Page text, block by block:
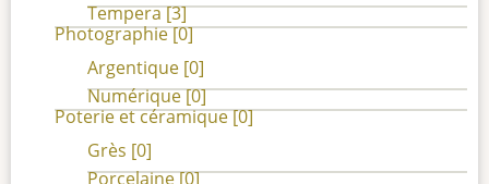
Tempera[3]
Photographie[0]
Argentique [0]
Numérique[0]
Poterie et céramique[0]
Grès [0]
Porcelaine[0]